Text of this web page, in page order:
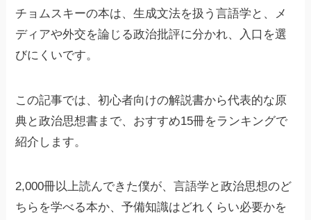
チョムスキーの本は、生成文法を扱う言語学と、メ
ディアや外交を論じる政治批評に分かれ、入口を選
びにくいです。
この記事では、初心者向けの解説書から代表的な原
典と政治思想書まで、おすすめ15冊をランキングで
紹介します。
2,000冊以上読んできた僕が、言語学と政治思想のど
ちらを学べる本か、予備知識はどれくらい必要かを